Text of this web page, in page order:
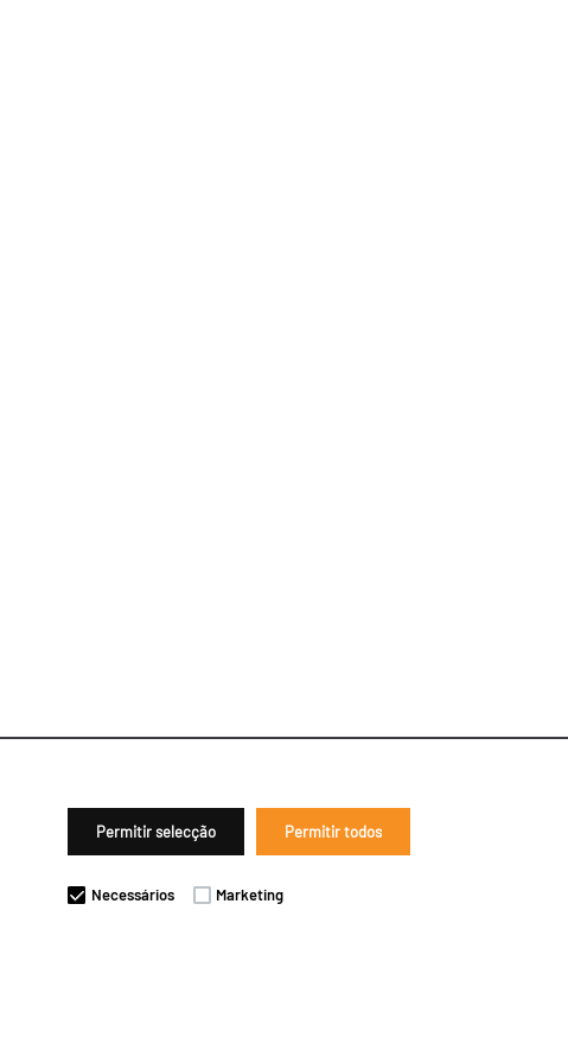
Permitir selecção Permitir todos
Necessários Marketing